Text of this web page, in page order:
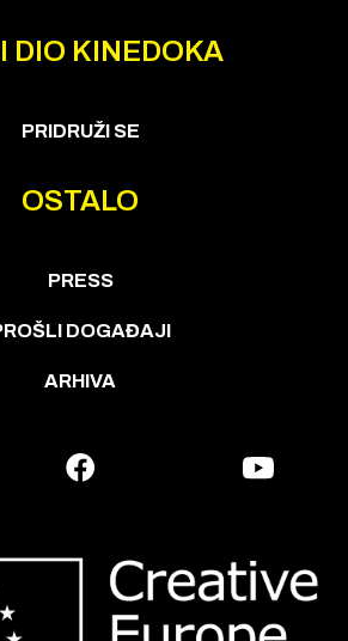
DIO KINEDOKA
PRIDRUŽI SE
OSTALO
PRESS
DOGAĐAJI
ARHIVA